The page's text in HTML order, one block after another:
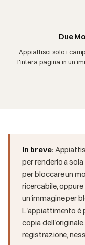
Due
Appiattisci solo i
l'intera pagina in
In breve:
per renderlo a
per bloccare un
ricercabile,
un'immagine per
L'appiattimento è
copia
registrazione,